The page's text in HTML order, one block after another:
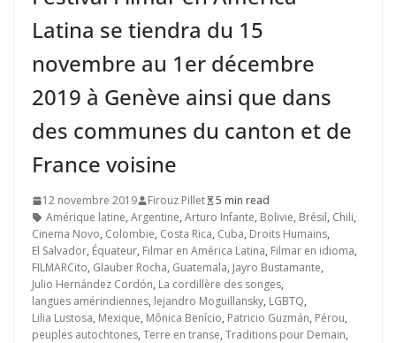
Latina se tiendra du 15
novembre au 1er décembre
2019 à Genève ainsi que dans
des communes du canton et de
France voisine
12 novembre 2019 Firouz Pillet
5 min read
Amérique latine, Argentine, Arturo Infante, Bolivie, Brésil, Chili,
Cinema Novo, Colombie, Costa Rica, Cuba, Droits Humains,
El Salvador, Équateur, Filmar en América Latina, Filmar en idioma,
FILMARCito, Glauber Rocha, Guatemala, Jayro Bustamante,
Julio Hernández Cordón, La cordillère des songes,
langues amérindiennes, lejandro Moguillansky, LGBTQ,
Lilia Lustosa, Mexique, Mônica Benício, Patricio Guzmán, Pérou,
peuples autochtones, Terre en transe, Traditions pour Demain,